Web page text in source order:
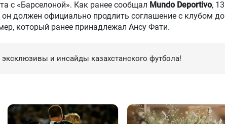
с «Барселоной». Как ранее сообщал Mundo Deportivo, 13
он должен официально продлить соглашение с клубом до
который ранее принадлежал Ансу Фати.
и инсайды казахстанского футбола!